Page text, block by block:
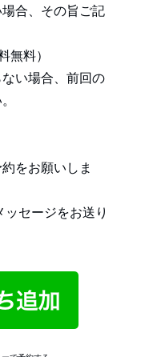
合、その旨ご記
無料）
い場合、前回の
をお願いしま
ッセージをお送り